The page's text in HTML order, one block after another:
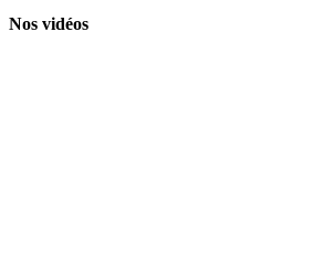
Nos vidéos